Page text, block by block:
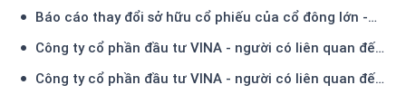
Báo cáo thay đổi sở hữu cổ phiếu của cổ đông lớn -
Công ty TNHH Đầu tư và Thương mại Thiên Hải-(1)
Công ty cổ phần đầu tư VINA - người có liên quan đến
Ủy viên HĐQT - đăng ký mua 450.000 CP
Công ty cổ phần đầu tư VINA - người có liên quan đến